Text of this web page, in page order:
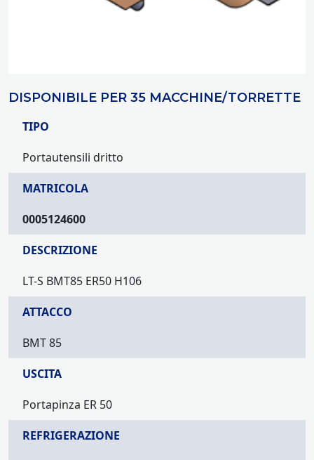
DISPONIBILE PER 35 MACCHINE/TORRETTE
TIPO
Portautensili dritto
MATRICOLA
0005124600
DESCRIZIONE
LT-S BMT85 ER50 H106
ATTACCO
BMT 85
USCITA
Portapinza ER 50
REFRIGERAZIONE